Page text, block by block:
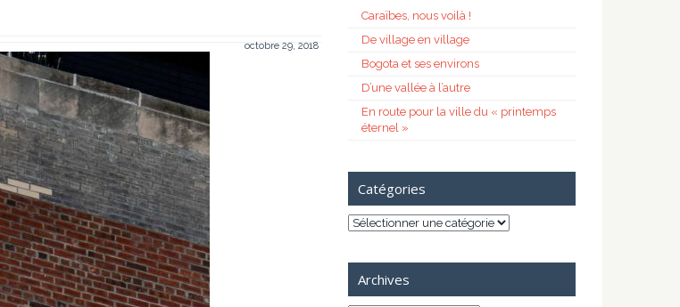
octobre 29, 2018
Caraïbes, nous voilà !
De village en village
Bogota et ses environs
D’une vallée à l’autre
En route pour la ville du « printemps
éternel »
Catégories
Catégories
Archives